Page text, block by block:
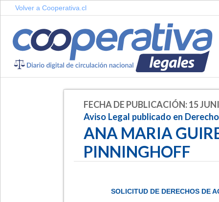
Volver a Cooperativa.cl
FECHA DE PUBLICACIÓN: 15
Aviso Legal publicado en
ANA MARIA
PINNINGHOFF
SOLICITUD DE DERECHOS DE